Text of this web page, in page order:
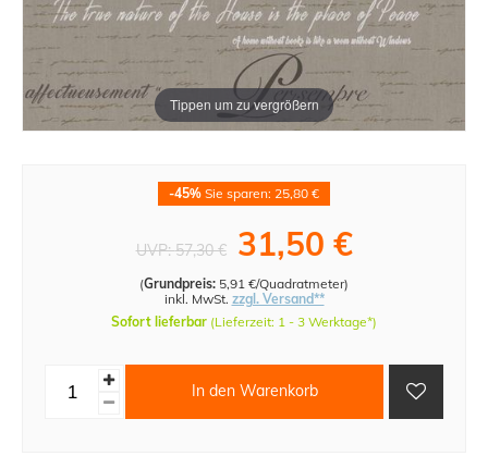
Tippen um zu vergrößern
-45% Sie sparen: 25,80 €
UVP:57,30 € 31,50 €
(Grundpreis: 5,91 €/Quadratmeter)
inkl. MwSt. zzgl. Versand**
Sofort lieferbar (Lieferzeit: 1 - 3 Werktage*)
In den Warenkorb